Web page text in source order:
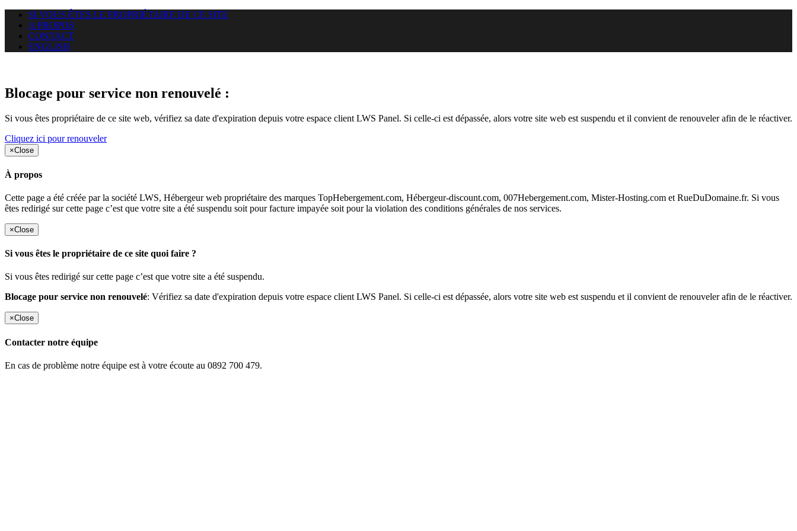
SI VOUS ÊTES LE PROPRIÉTAIRE DE CE SITE
A PROPOS
CONTACT
ENGLISH
Blocage pour service non renouvelé :
Si vous êtes propriétaire de ce site web, vérifiez sa date d'expiration depuis votre espace client LWS Panel. Si celle-ci est dépassée, alors votre site web est suspendu et il convient de renouveler afin de le réactiver.
Cliquez ici pour renouveler
×Close
À propos
Cette page a été créée par la société LWS, Hébergeur web propriétaire des marques TopHebergement.com, Hébergeur-discount.com, 007Hebergement.com, Mister-Hosting.com et RueDuDomaine.fr. Si vous
êtes redirigé sur cette page c’est que votre site a été suspendu soit pour facture impayée soit pour la violation des conditions générales de nos services.
×Close
Si vous êtes le propriétaire de ce site quoi faire ?
Si vous êtes redirigé sur cette page c’est que votre site a été suspendu.
Blocage pour service non renouvelé: Vérifiez sa date d'expiration depuis votre espace client LWS Panel. Si celle-ci est dépassée, alors votre site web est suspendu et il convient de renouveler afin de le réactiver.
×Close
Contacter notre équipe
En cas de problème notre équipe est à votre écoute au 0892 700 479.